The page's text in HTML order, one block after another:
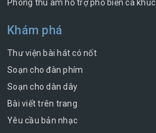
Phòng thu âm hỗ trợ phổ biến ca khúc
Khám phá
Thư viện bài hát có nốt
Soạn cho đàn phím
Soạn cho dàn dây
Bài viết trên trang
Yêu cầu bản nhạc